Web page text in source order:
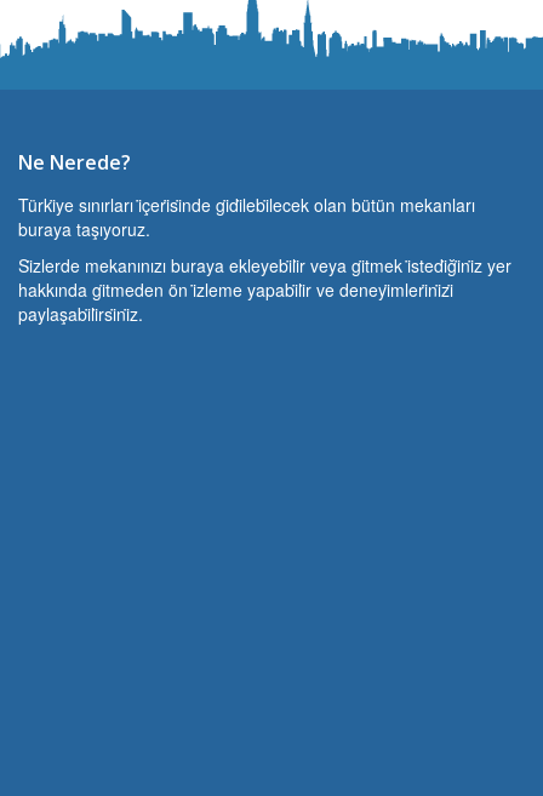
Ne Nerede?
Türki̇ye sınırları i̇çeri̇si̇nde gi̇di̇lebi̇lecek olan bütün mekanları
buraya taşıyoruz.
Si̇zlerde mekanınızı buraya ekleyebi̇li̇r veya gi̇tmek i̇stedi̇ği̇ni̇z yer
hakkında gi̇tmeden ön i̇zleme yapabi̇li̇r ve deneyi̇mleri̇ni̇zi̇
paylaşabi̇li̇rsi̇ni̇z.